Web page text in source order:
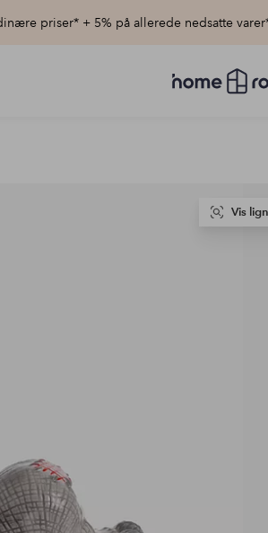
priser* + 5% på allerede nedsatte
Homeroom
–
Vis